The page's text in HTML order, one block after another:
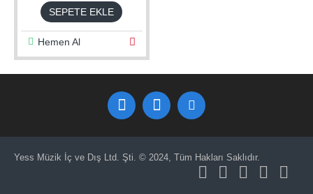
SEPETE EKLE
Hemen Al
Yess Müzik İç ve Dış Ltd. Şti. © 2024, Tüm Hakları Saklıdır.